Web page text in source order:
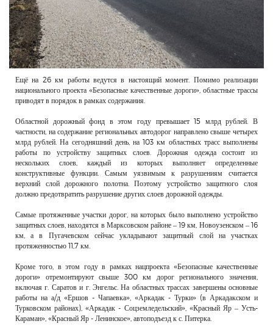
Ещё на 26 км работы ведутся в настоящий момент. Помимо реализации
национального проекта «Безопасные качественные дороги», областные трассы
приводят в порядок в рамках содержания.
Областной дорожный фонд в этом году превышает 15 млрд рублей. В
частности, на содержание региональных автодорог направлено свыше четырех
млрд рублей. На сегодняшний день, на 103 км областных трасс выполнены
работы по устройству защитных слоев. Дорожная одежда состоит из
нескольких слоев, каждый из которых выполняет определенные
конструктивные функции. Самым уязвимым к разрушениям считается
верхний слой дорожного полотна. Поэтому устройство защитного слоя
должно предотвратить разрушение других слоев дорожной одежды.
Самые протяженные участки дорог, на которых было выполнено устройство
защитных слоев, находятся в Марксовском районе – 19 км, Новоузенском – 16
км, а в Пугачевском сейчас укладывают защитный слой на участках
протяженностью 11,7 км.
Кроме того, в этом году в рамках нацпроекта «Безопасные качественные
дороги» отремонтируют свыше 300 км дорог регионального значения,
включая г. Саратов и г. Энгельс. На областных трассах завершены основные
работы на а/д «Ершов - Чапаевка», «Аркадак - Турки» (в Аркадакском и
Турковском районах), «Аркадак - Соцземледельский», «Красный Яр – Усть-
Караман», «Красный Яр - Ленинское», автоподъезд к с. Питерка.